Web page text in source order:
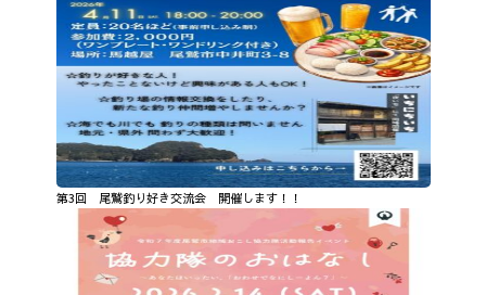
第3回 尾鷲釣り好き交流会 開催します！！